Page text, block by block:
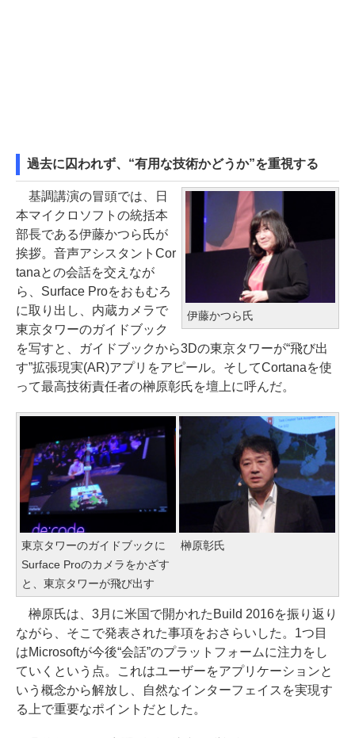
過去に囚われず、“有用な技術かどうか”を重視する
伊藤かつら氏
基調講演の冒頭では、日
本マイクロソフトの統括本
部長である伊藤かつら氏が
挨拶。音声アシスタントCor
tanaとの会話を交えなが
ら、Surface Proをおもむろ
に取り出し、内蔵カメラで
東京タワーのガイドブック
を写すと、ガイドブックから3Dの東京タワーが“飛び出
す”拡張現実(AR)アプリをアピール。そしてCortanaを使
って最高技術責任者の榊原彰氏を壇上に呼んだ。
東京タワーのガイドブックに
Surface Proのカメラをかざす
と、東京タワーが飛び出す
榊原彰氏
榊原氏は、3月に米国で開かれたBuild 2016を振り返り
ながら、そこで発表された事項をおさらいした。1つ目
はMicrosoftが今後“会話”のプラットフォームに注力をし
ていくという点。これはユーザーをアプリケーションと
いう概念から解放し、自然なインターフェイスを実現す
る上で重要なポイントだとした。